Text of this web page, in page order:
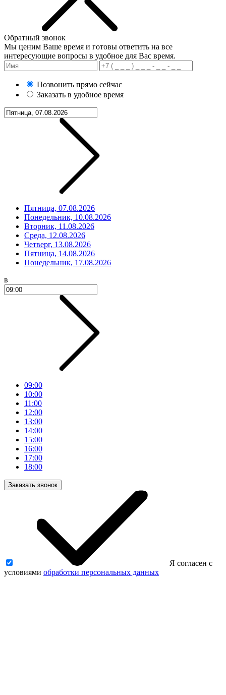
Обратный звонок
Мы ценим Ваше время и готовы ответить на все
интересующие вопросы в удобное для Вас время.
Позвонить прямо сейчас
Заказать в удобное время
Пятница, 07.08.2026
Понедельник, 10.08.2026
Вторник, 11.08.2026
Среда, 12.08.2026
Четверг, 13.08.2026
Пятница, 14.08.2026
Понедельник, 17.08.2026
в
09:00
10:00
11:00
12:00
13:00
14:00
15:00
16:00
17:00
18:00
Заказать звонок
Я согласен с
условиями обработки персональных данных